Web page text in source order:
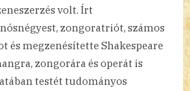
volt. Írt
zongoratriót, számos
és megzenésítette Shakespeare
zongorára és operát is
testét tudományos